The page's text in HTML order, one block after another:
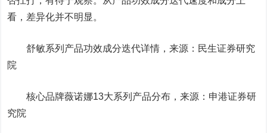
看，差异化并不明显。
舒敏系列产品功效成分迭代详情，来源：民生证券研究
院
核心品牌薇诺娜13大系列产品分布，来源：申港证券研
究院